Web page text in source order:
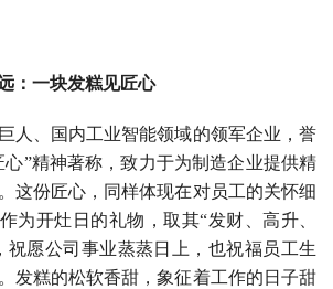
：一块发糕见匠心
人、国内工业智能领域的领军企业，誉
心”精神著称，致力于为制造企业提供精
这份匠心，同样体现在对员工的关怀细
为开灶日的礼物，取其“发财、高升、
祝愿公司事业蒸蒸日上，也祝福员工生
发糕的松软香甜，象征着工作的日子甜